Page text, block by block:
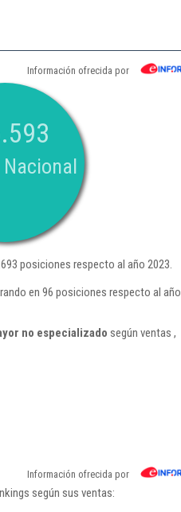
Información ofrecida por
posiciones respecto al año 2023.
en 96 posiciones respecto al año
no especializado según ventas ,
Información ofrecida por
según sus ventas: